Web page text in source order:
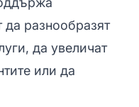
да разнообразят
да увеличат
или да